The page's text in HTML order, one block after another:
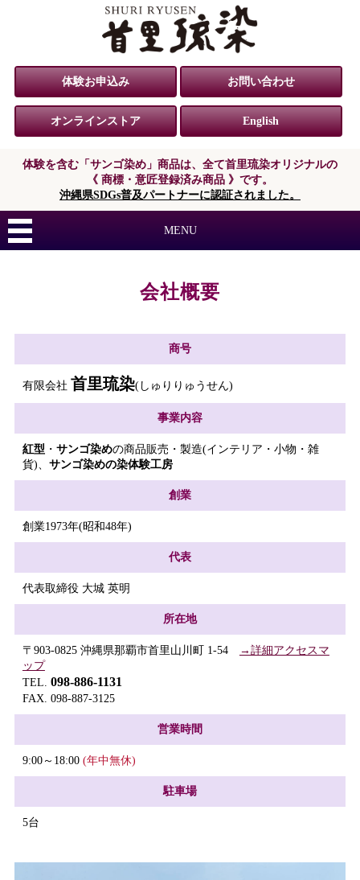
体験お申込み お問い合わせ
オンラインストア English
体験を含む「サンゴ染め」商品は、 全て首里琉染オリジナルの
《 商標・意匠登録済み商品 》です。
沖縄県SDGs普及パートナーに認証されました。
MENU
会社概要
商号
有限会社 首里琉染(しゅりりゅうせん)
事業内容
紅型 ・ サンゴ染めの商品販売・製造(インテリア・小物・雑
貨)、 サンゴ染めの染体験工房
創業
創業1973年(昭和48年)
代表
代表取締役 大城 英明
所在地
〒903-0825 沖縄県那覇市首里山川町 1-54
→詳細アクセスマ
ップ
TEL. 098-886-1131
FAX. 098-887-3125
営業時間
9:00～18:00 (年中無休)
駐車場
5台